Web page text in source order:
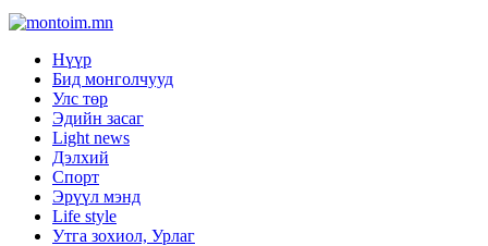
Нүүр
Бид монголчууд
Улс төр
Эдийн засаг
Light news
Дэлхий
Спорт
Эрүүл мэнд
Life style
Утга зохиол, Урлаг